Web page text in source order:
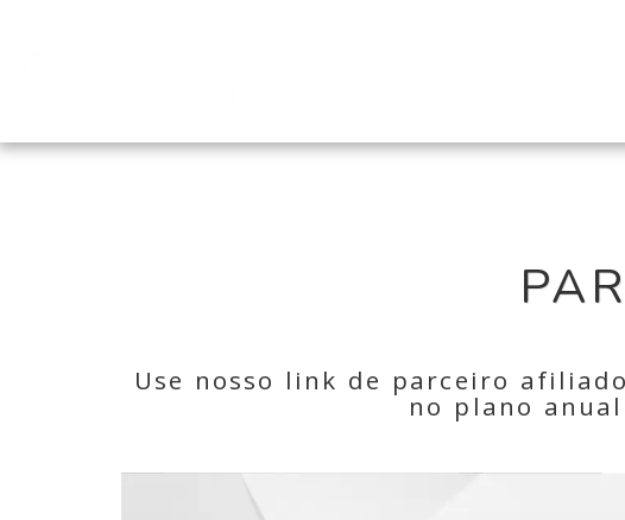
Use nosso link de parceiro
no plano